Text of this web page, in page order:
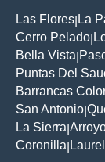
Las Flores La
Cerro Pelado
Bella Vista
Puntas Del
Barrancas
San Antonio
La Sierra
Coronilla